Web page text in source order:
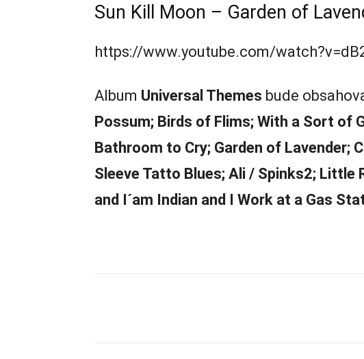
Sun Kill Moon – Garden of
https://www.youtube.com/
Album Universal Themes bude
Possum; Birds of Flims; With a Sort of
Bathroom to Cry; Garden of Lavender;
Sleeve Tatto Blues; Ali / Spinks2; Little
and I´am Indian and I Work at a Gas